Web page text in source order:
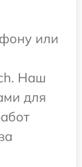
или
Наш
для